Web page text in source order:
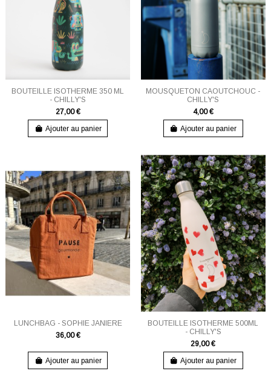
BOUTEILLE ISOTHERME 350 ML
- CHILLY'S
27,00 €
Ajouter au panier
MOUSQUETON CAOUTCHOUC -
CHILLY'S
4,00 €
Ajouter au panier
LUNCHBAG - SOPHIE JANIERE
36,00 €
Ajouter au panier
BOUTEILLE ISOTHERME 500ML
- CHILLY'S
29,00 €
Ajouter au panier